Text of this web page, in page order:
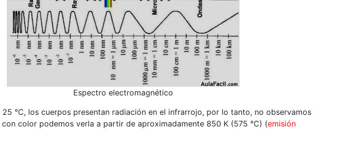
Espectro electromagnético
°C, los cuerpos presentan radiación en el infrarrojo, por lo tanto, no observamos
color podemos verla a partir de aproximadamente 850 K (575 °C) (emisión